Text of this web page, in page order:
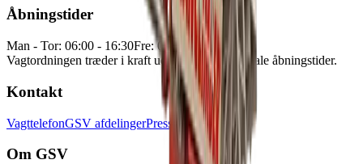
Åbningstider
Man - Tor: 06:00 - 16:30Fre: 06:00 - 15:00
Vagtordningen træder i kraft udenfor vores normale åbningstider.
Kontakt
VagttelefonGSV afdelingerPressekontakt
Om GSV